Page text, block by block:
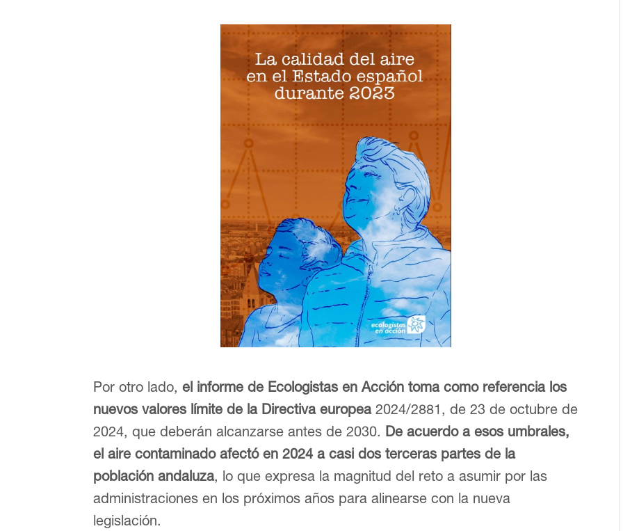
Por otro lado,el informe de Ecologistas en Acción toma como referencia los
nuevos valores límite de la Directiva europea2024/2881, de 23 de octubre de
2024, que deberán alcanzarse antes de 2030. De acuerdo a esos umbrales,
el aire contaminado afectó en 2024 a casi dos terceras partes de la
población andaluza, lo que expresa la magnitud del reto a asumir por las
administraciones en los próximos años para alinearse con la nueva
legislación.